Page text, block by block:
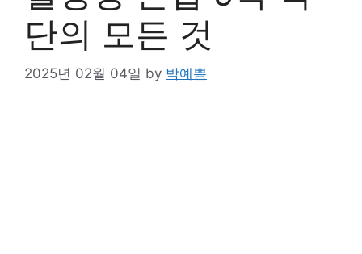
단의 모든 것
2025년 02월 04일 by 박예쁨